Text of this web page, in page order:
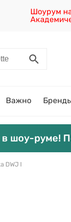
Шоурум
Важно
в шоу-руме!
DWJ I